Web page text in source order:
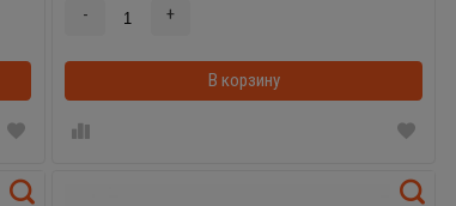
В корзинке
- +
В корзину